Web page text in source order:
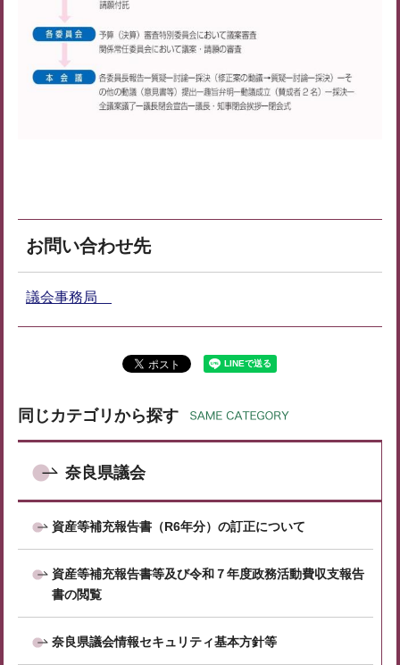
お問い合わせ先
議会事務局
同じカテゴリから探す
奈良県議会
資産等補充報告書（R6年分）の訂正について
資産等補充報告書等及び令和７年度政務活動費収支報告
書の閲覧
奈良県議会情報セキュリティ基本方針等